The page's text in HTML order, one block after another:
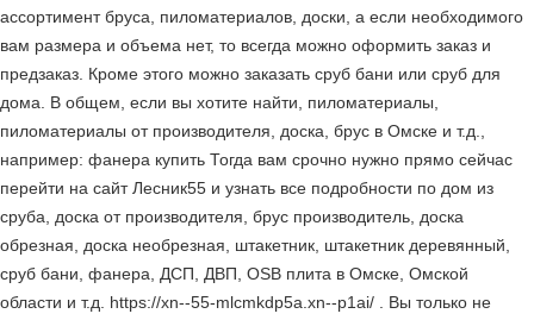
ассортимент бруса, пиломатериалов, доски, а если необходимого
вам размера и объема нет, то всегда можно оформить заказ и
предзаказ. Кроме этого можно заказать сруб бани или сруб для
дома. В общем, если вы хотите найти, пиломатериалы,
пиломатериалы от производителя, доска, брус в Омске и т.д.,
например: фанера купить Тогда вам срочно нужно прямо сейчас
перейти на сайт Лесник55 и узнать все подробности по дом из
сруба, доска от производителя, брус производитель, доска
обрезная, доска необрезная, штакетник, штакетник деревянный,
сруб бани, фанера, ДСП, ДВП, OSB плита в Омске, Омской
области и т.д. https://xn--55-mlcmkdp5a.xn--p1ai/ . Вы только не